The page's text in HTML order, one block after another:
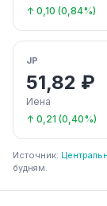
↑ 0,10 (0,84%)
JP
51,82 ₽
Иена
↑ 0,21 (0,40%)
Источник:
будням.